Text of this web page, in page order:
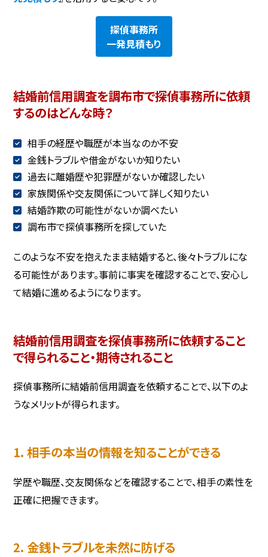
探偵事務所
一発見積もり
結婚前信用調査を調布市で探偵事務所に依頼
するのはどんな時？
相手の経歴や職歴が本当なのか不安
金銭トラブルや借金がないか知りたい
過去に離婚歴や犯罪歴がないか確認したい
家族関係や交友関係について詳しく知りたい
結婚詐欺の可能性がないか調べたい
調布市で探偵事務所を探していた
このような不安を抱えたまま結婚すると、後々トラブルにな
る可能性があります。事前に事実を確認することで、安心し
て結婚に進めるようになります。
結婚前信用調査を探偵事務所に依頼すること
で得られること・期待されること
探偵事務所に結婚前信用調査を依頼することで、以下のよ
うなメリットが得られます。
1. 相手の本当の情報を知ることができる
学歴や職歴、交友関係などを確認することで、相手の素性を
正確に把握できます。
2. 金銭トラブルを未然に防げる